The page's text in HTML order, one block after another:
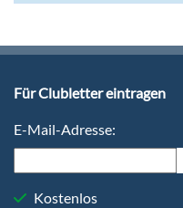
Für Clubletter eintragen
E-Mail-Adresse:
Kostenlos